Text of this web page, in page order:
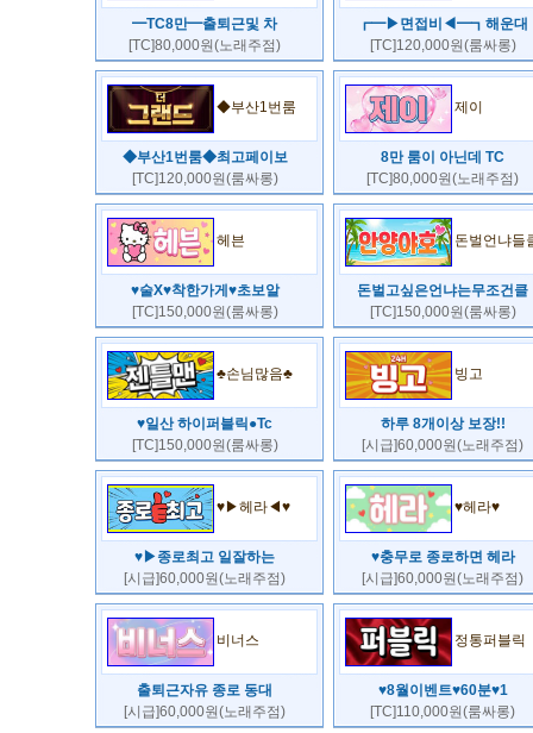
━TC8만━출퇴근및 차
[TC]80,000원(노래주점)
┏━▶면접비◀━┓해운대
[TC]120,000원(룸싸롱)
◆부산1번룸
◆부산1번룸◆최고페이보
[TC]120,000원(룸싸롱)
제이
8만 룸이 아닌데 TC
[TC]80,000원(노래주점)
헤븐
♥술X♥착한가게♥초보알
[TC]150,000원(룸싸롱)
돈벌언냐들
돈벌고싶은언냐는무조건클
[TC]150,000원(룸싸롱)
♣손님많음♣
♥일산 하이퍼블릭●Tc
[TC]150,000원(룸싸롱)
빙고
하루 8개이상 보장!!
[시급]60,000원(노래주점)
♥▶헤라◀♥
♥▶종로최고 일잘하는
[시급]60,000원(노래주점)
♥헤라♥
♥충무로 종로하면 헤라
[시급]60,000원(노래주점)
비너스
출퇴근자유 종로 동대
[시급]60,000원(노래주점)
정통퍼블릭
♥8월이벤트♥60분♥1
[TC]110,000원(룸싸롱)